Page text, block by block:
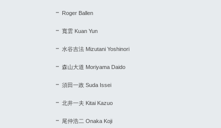
Roger Ballen
寬雲 Kuan Yun
水谷吉法 Mizutani Yoshinori
森山大道 Moriyama Daido
須田一政 Suda Issei
北井一夫 Kitai Kazuo
尾仲浩二 Onaka Koji